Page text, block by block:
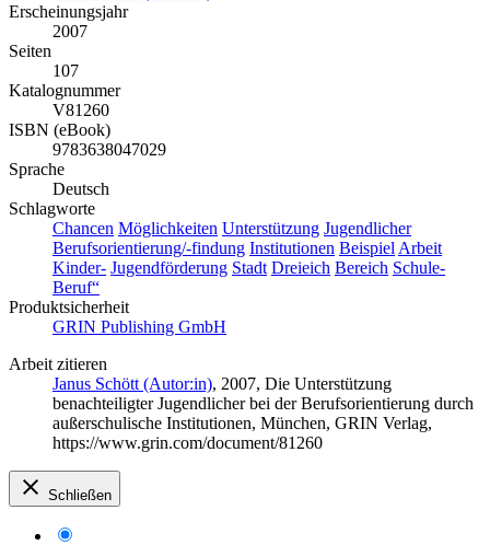
Erscheinungsjahr
2007
Seiten
107
Katalognummer
V81260
ISBN (eBook)
9783638047029
Sprache
Deutsch
Schlagworte
Chancen Möglichkeiten Unterstützung Jugendlicher
Berufsorientierung/-findung Institutionen Beispiel Arbeit
Kinder- Jugendförderung Stadt Dreieich Bereich Schule-
Beruf“
Produktsicherheit
GRIN Publishing GmbH
Arbeit zitieren
Janus Schött (Autor:in), 2007, Die Unterstützung
benachteiligter Jugendlicher bei der Berufsorientierung durch
außerschulische Institutionen, München, GRIN Verlag,
https://www.grin.com/document/81260
Schließen